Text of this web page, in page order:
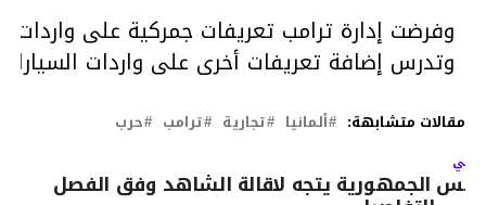
وفرضت إدارة ترامب تعريفات جمركية على واردات
وتدرس إضافة تعريفات أخرى على واردات
مقالات متشابهة: ألمانيا تجارية ترامب حرب
الجمهورية يتجه لاقالة الشاهد وفق الفصل